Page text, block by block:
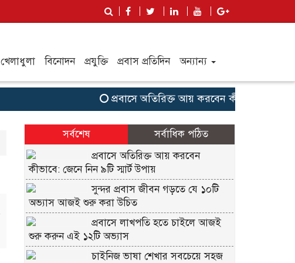
খেলাধুলা বিনোদন প্রযুক্তি প্রবাস প্রতিদিন অন্যান্য
প্রবাসে অতিরিক্ত আয় করবেন কীভাবে: জেনে নিন
সর্বশেষ
সর্বাধিক পঠিত
প্রবাসে অতিরিক্ত আয় করবেন
কীভাবে: জেনে নিন ৯টি স্মার্ট উপায়
সুন্দর প্রবাস জীবন গড়তে যে ১০টি
অভ্যাস আজই শুরু করা উচিত
প্রবাসে লাখপতি হতে চাইলে আজই
শুরু করুন এই ১২টি অভ্যাস
চাইনিজ ভাষা শেখার সবচেয়ে সহজ